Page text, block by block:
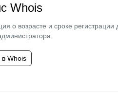
Whois
о возрасте и сроке регистрации
Whois